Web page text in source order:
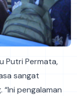
Putri Permata,
sangat
pengalaman